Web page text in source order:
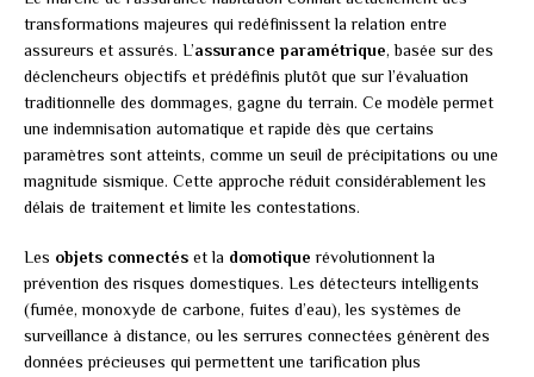
transformations majeures qui redéfinissent la relation entre
assureurs et assurés. L’assurance paramétrique, basée sur des
déclencheurs objectifs et prédéfinis plutôt que sur l’évaluation
traditionnelle des dommages, gagne du terrain. Ce modèle permet
une indemnisation automatique et rapide dès que certains
paramètres sont atteints, comme un seuil de précipitations ou une
magnitude sismique. Cette approche réduit considérablement les
délais de traitement et limite les contestations.
Les objets connectés et la domotique révolutionnent la
prévention des risques domestiques. Les détecteurs intelligents
(fumée, monoxyde de carbone, fuites d’eau), les systèmes de
surveillance à distance, ou les serrures connectées génèrent des
données précieuses qui permettent une tarification plus